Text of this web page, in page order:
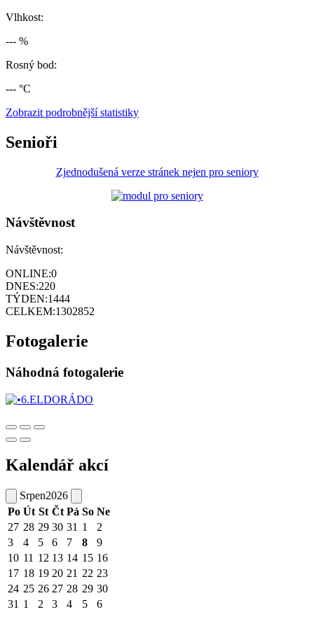
Vlhkost:
--- %
Rosný bod:
--- °C
Zobrazit podrobnější statistiky
Senioři
Zjednodušená verze stránek nejen pro seniory
Návštěvnost
Návštěvnost:
ONLINE:0
DNES:220
TÝDEN:1444
CELKEM:1302852
Fotogalerie
Náhodná fotogalerie
Kalendář akcí
Srpen2026
Po Út St Čt Pá So Ne
27 28 29 30 31 1
2
3
4 5 6 7 8
9
10 11 12 13 14 15 16
17 18 19 20 21 22 23
24 25 26 27 28 29 30
31 1 2 3 4 5 6